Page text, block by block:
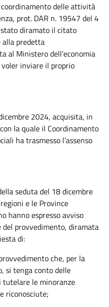
delle attività
prot. DAR n. 19547 del 4
diramato il citato
predetta
al Ministero dell’economia
inviare il proprio
2024, acquisita, in
la quale il Coordinamento
ha trasmesso l’assenso
seduta del 18 dicembre
e le Province
hanno espresso avviso
provvedimento, diramata
di:
che, per la
si tenga conto delle
le minoranze
riconosciute;